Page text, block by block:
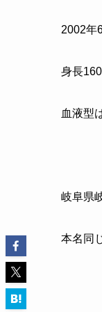
2002年
身長
血液型
岐阜県
本名同